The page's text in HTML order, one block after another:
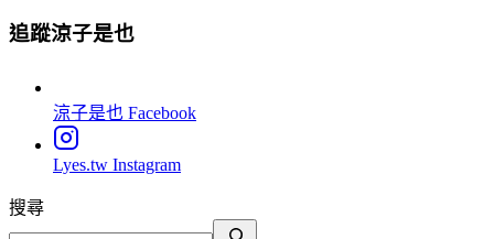
追蹤涼子是也
涼子是也 Facebook
Lyes.tw Instagram
搜尋